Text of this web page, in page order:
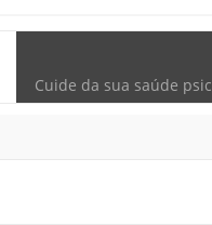
Cuide da sua saúde